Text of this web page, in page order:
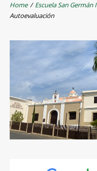
Home / Escuela San
Autoevaluación